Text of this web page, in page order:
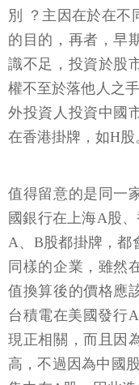
別 ？主因在於在不
的目的，再者，早
識不足，投資於股
權不至於落他人之
外投資人投資中國
在香港掛牌，如H股
值得留意的是同一
國銀行在上海A股
A、B股都掛牌，都
同樣的企業，雖然
值換算後的價格應
台積電在美國發行
現正相關，而且因
高，不過因為中國